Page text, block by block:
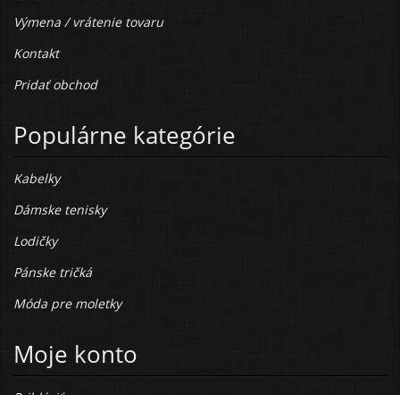
Výmena / vrátenie tovaru
Kontakt
Pridať obchod
Populárne kategórie
Kabelky
Dámske tenisky
Lodičky
Pánske tričká
Móda pre moletky
Moje konto